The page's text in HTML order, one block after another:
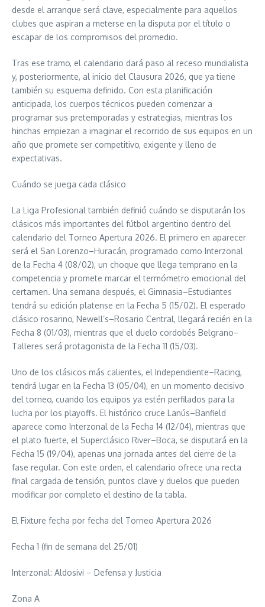
desde el arranque será clave, especialmente para aquellos
clubes que aspiran a meterse en la disputa por el título o
escapar de los compromisos del promedio.
Tras ese tramo, el calendario dará paso al receso mundialista
y, posteriormente, al inicio del Clausura 2026, que ya tiene
también su esquema definido. Con esta planificación
anticipada, los cuerpos técnicos pueden comenzar a
programar sus pretemporadas y estrategias, mientras los
hinchas empiezan a imaginar el recorrido de sus equipos en un
año que promete ser competitivo, exigente y lleno de
expectativas.
Cuándo se juega cada clásico
La Liga Profesional también definió cuándo se disputarán los
clásicos más importantes del fútbol argentino dentro del
calendario del Torneo Apertura 2026. El primero en aparecer
será el San Lorenzo–Huracán, programado como Interzonal
de la Fecha 4 (08/02), un choque que llega temprano en la
competencia y promete marcar el termómetro emocional del
certamen. Una semana después, el Gimnasia–Estudiantes
tendrá su edición platense en la Fecha 5 (15/02). El esperado
clásico rosarino, Newell’s–Rosario Central, llegará recién en la
Fecha 8 (01/03), mientras que el duelo cordobés Belgrano–
Talleres será protagonista de la Fecha 11 (15/03).
Uno de los clásicos más calientes, el Independiente–Racing,
tendrá lugar en la Fecha 13 (05/04), en un momento decisivo
del torneo, cuando los equipos ya estén perfilados para la
lucha por los playoffs. El histórico cruce Lanús–Banfield
aparece como Interzonal de la Fecha 14 (12/04), mientras que
el plato fuerte, el Superclásico River–Boca, se disputará en la
Fecha 15 (19/04), apenas una jornada antes del cierre de la
fase regular. Con este orden, el calendario ofrece una recta
final cargada de tensión, puntos clave y duelos que pueden
modificar por completo el destino de la tabla.
El Fixture fecha por fecha del Torneo Apertura 2026
Fecha 1 (fin de semana del 25/01)
Interzonal: Aldosivi – Defensa y Justicia
Zona A